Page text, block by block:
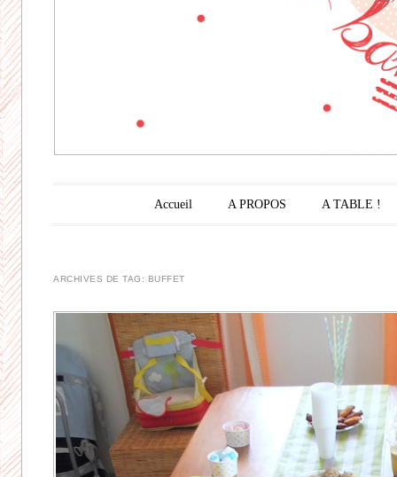
Menu principal
Aller au contenu principal
Accueil A PROPOS A TABLE !
ARCHIVES DE TAG: BUFFET